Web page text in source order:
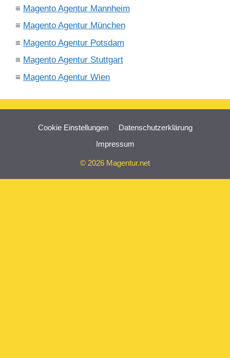
≡ Magento Agentur Mannheim
≡ Magento Agentur München
≡ Magento Agentur Potsdam
≡ Magento Agentur Stuttgart
≡ Magento Agentur Wien
Cookie Einstellungen
Datenschutzerklärung
Impressum
© 2026 Magentur.net